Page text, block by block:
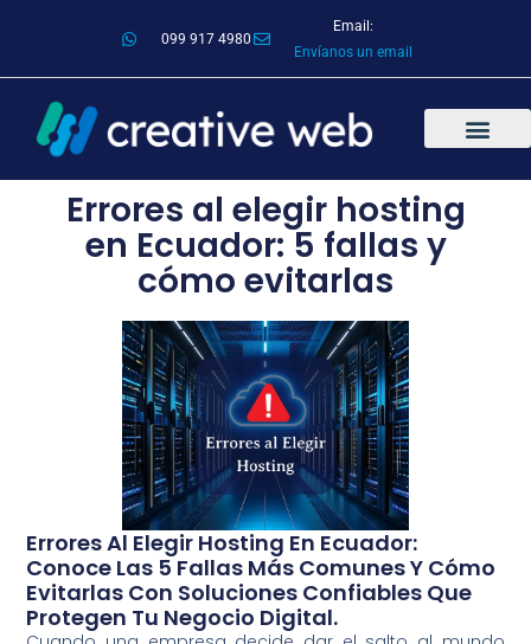
099 917 4980
Email:
Envíanos un email
Errores al elegir hosting
en Ecuador: 5 fallas y
cómo evitarlas
Errores Al Elegir Hosting En Ecuador:
Conoce Las 5 Fallas Más Comunes Y Cómo
Evitarlas Con Soluciones Confiables Que
Protegen Tu Negocio Digital.